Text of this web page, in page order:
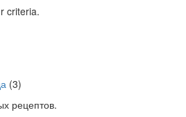
criteria.
(3)
рецептов.